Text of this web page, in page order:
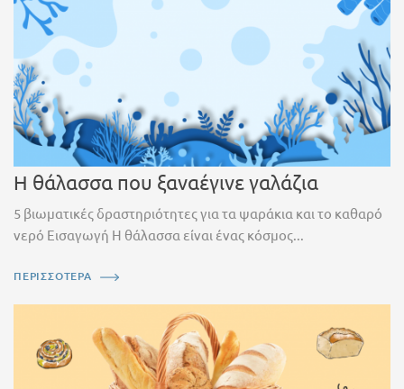
Η θάλασσα που ξαναέγινε γαλάζια
5 βιωματικές δραστηριότητες για τα ψαράκια και το καθαρό
νερό Εισαγωγή Η θάλασσα είναι ένας κόσμος...
ΠΕΡΙΣΣΟΤΕΡΑ